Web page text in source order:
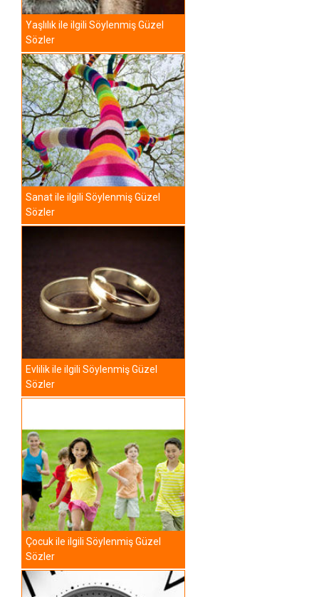
Yaşlılık ile ilgili Söylenmiş Güzel
Sözler
Sanat ile ilgili Söylenmiş Güzel
Sözler
Evlilik ile ilgili Söylenmiş Güzel
Sözler
Çocuk ile ilgili Söylenmiş Güzel
Sözler